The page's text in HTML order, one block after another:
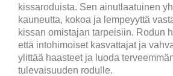
kissaroduista. Sen ainutlaatuinen
kauneutta, kokoa ja lempeyyttä
kissan omistajan tarpeisiin. Rodun
että intohimoiset kasvattajat ja
ylittää haasteet ja luoda
tulevaisuuden rodulle.